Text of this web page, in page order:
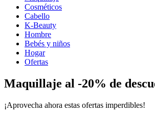
Cosméticos
Cabello
K-Beauty
Hombre
Bebés y niños
Hogar
Ofertas
Maquillaje al -20% de
¡Aprovecha ahora estas ofertas imperdibles!